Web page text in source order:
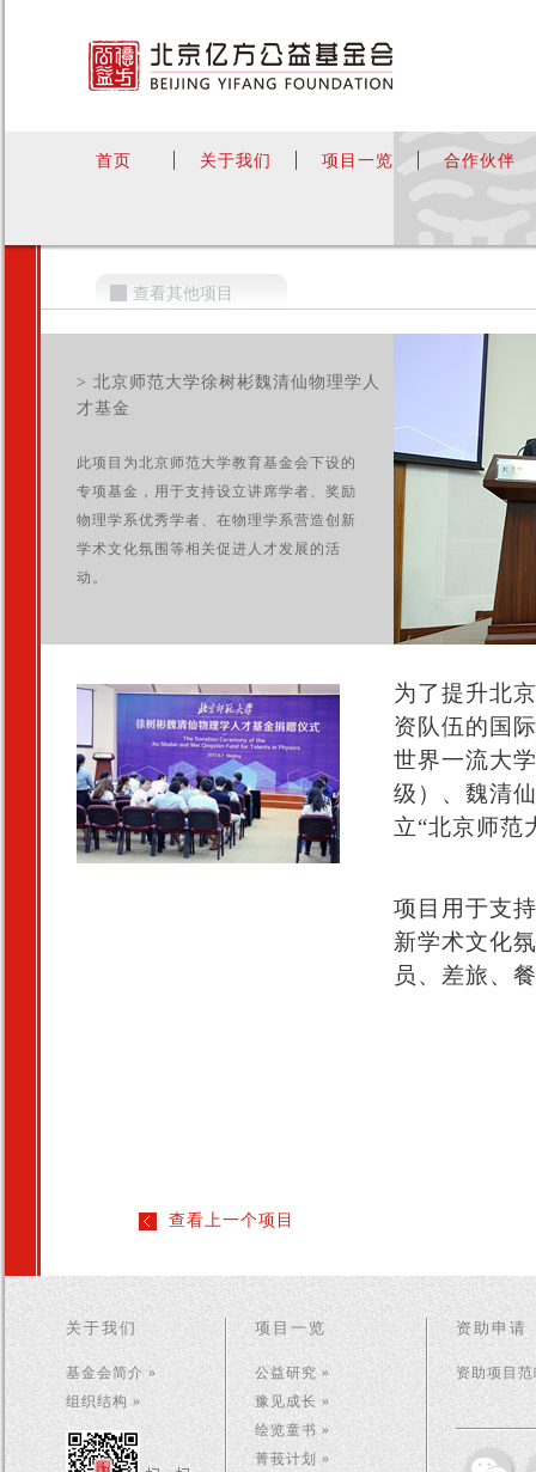
首页 关于我们 项目一览 合作伙伴
查看其他项目
> 北京师范大学徐树彬魏清仙物理学人
才基金
此项目为北京师范大学教育基金会下设的
专项基金，用于支持设立讲席学者、奖励
物理学系优秀学者、在物理学系营造创新
学术文化氛围等相关促进人才发展的活
动。
为了提升北
资队伍的国
世界一流大
级）、魏清
立“北京师范
项目用于支
新学术文化
员、差旅、
查看上一个项目
关于我们
基金会简介 »
组织结构 »
项目一览
公益研究 »
豫见成长 »
绘览童书 »
菁莪计划 »
资助申请
资助项目